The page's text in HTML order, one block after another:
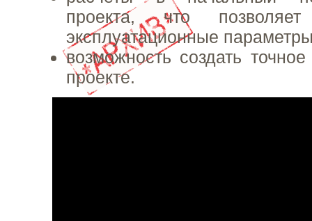
проекта, что позволяет
эксплуатационные
возможность создать
проекте.